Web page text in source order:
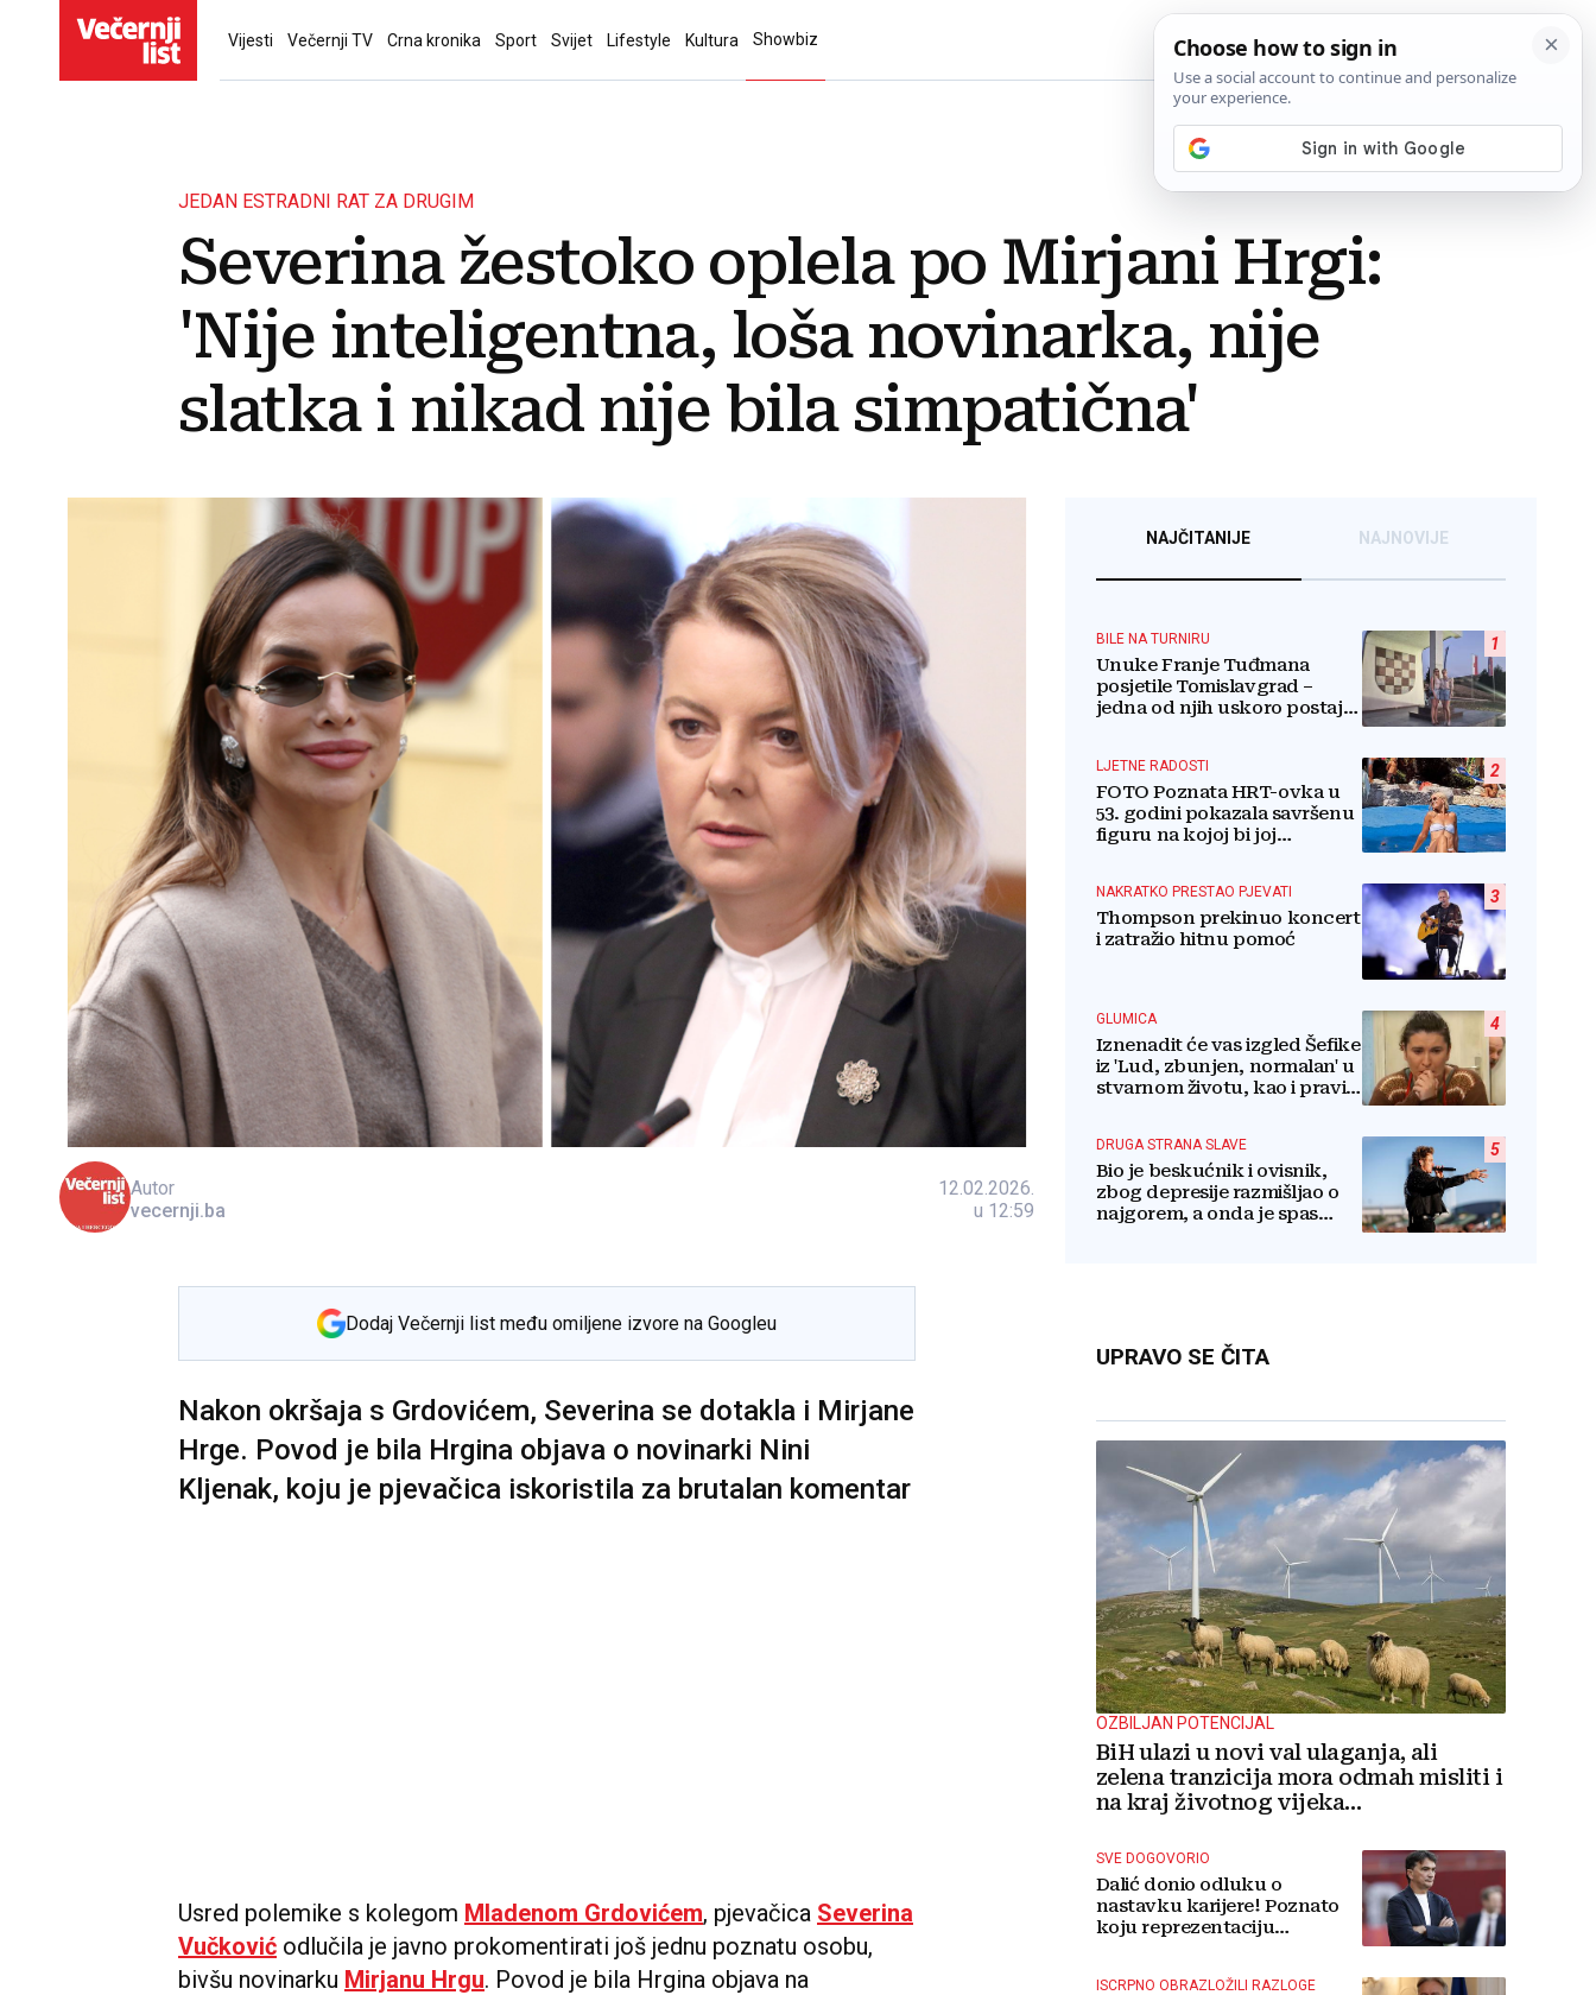
Vijesti Večernji TV Crna kronika Sport Svijet Lifestyle Kultura Showbiz
JEDAN ESTRADNI RAT ZA DRUGIM
Severina žestoko oplela po Mirjani Hrgi:
'Nije inteligentna, loša novinarka, nije
slatka i nikad nije bila simpatična'
Autor
vecernji.ba
12.02.2026.
u 12:59
Dodaj Večernji list među omiljene izvore na Googleu
Nakon okršaja s Grdovićem, Severina se dotakla i Mirjane
Hrge. Povod je bila Hrgina objava o novinarki Nini
Kljenak, koju je pjevačica iskoristila za brutalan komentar
Usred polemike s kolegom Mladenom Grdovićem, pjevačica Severina
Vučković odlučila je javno prokomentirati još jednu poznatu osobu,
bivšu novinarku Mirjanu Hrgu. Povod je bila Hrgina objava na
NAJČITANIJE NAJNOVIJE
1
BILE NA TURNIRU
Unuke Franje Tuđmana
posjetile Tomislavgrad –
jedna od njih uskoro postaje
2
LJETNE RADOSTI
FOTO Poznata HRT-ovka u
53. godini pokazala savršenu
figuru na kojoj bi joj
3
NAKRATKO PRESTAO PJEVATI
Thompson prekinuo koncert
i zatražio hitnu pomoć
4
GLUMICA
Iznenadit će vas izgled Šefike
iz 'Lud, zbunjen, normalan' u
stvarnom životu, kao i pravi
5
DRUGA STRANA SLAVE
Bio je beskućnik i ovisnik,
zbog depresije razmišljao o
najgorem, a onda je spas
UPRAVO SE ČITA
OZBILJAN POTENCIJAL
BiH ulazi u novi val ulaganja, ali
zelena tranzicija mora odmah misliti i
na kraj životnog vijeka
SVE DOGOVORIO
Dalić donio odluku o
nastavku karijere! Poznato
koju reprezentaciju
ISCRPNO OBRAZLOŽILI RAZLOGE